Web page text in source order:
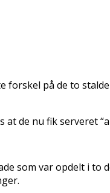
forskel på de to
de nu fik serveret
som var opdelt i to